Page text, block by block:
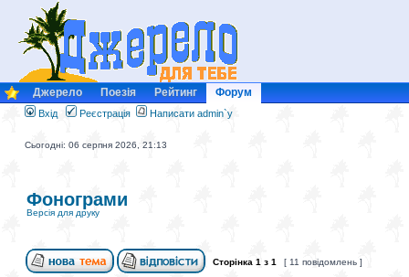
Джерело Поезія Рейтинг Форум
Вхід Реєстрація Написати admin`у
Сьогодні: 06 серпня 2026, 21:13
Фонограми
Версія для друку
Сторінка 1 з 1 [ 11 повідомлень ]